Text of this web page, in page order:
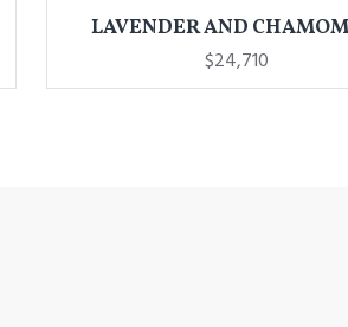
LAVENDER AND
$24,710